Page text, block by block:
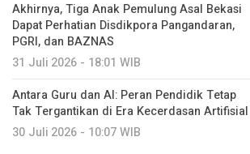
Akhirnya, Tiga Anak Pemulung Asal Bekasi
Dapat Perhatian Disdikpora Pangandaran,
PGRI, dan BAZNAS
31 Juli 2026 - 18:01 WIB
Antara Guru dan AI: Peran Pendidik Tetap
Tak Tergantikan di Era Kecerdasan Artifisial
30 Juli 2026 - 10:07 WIB